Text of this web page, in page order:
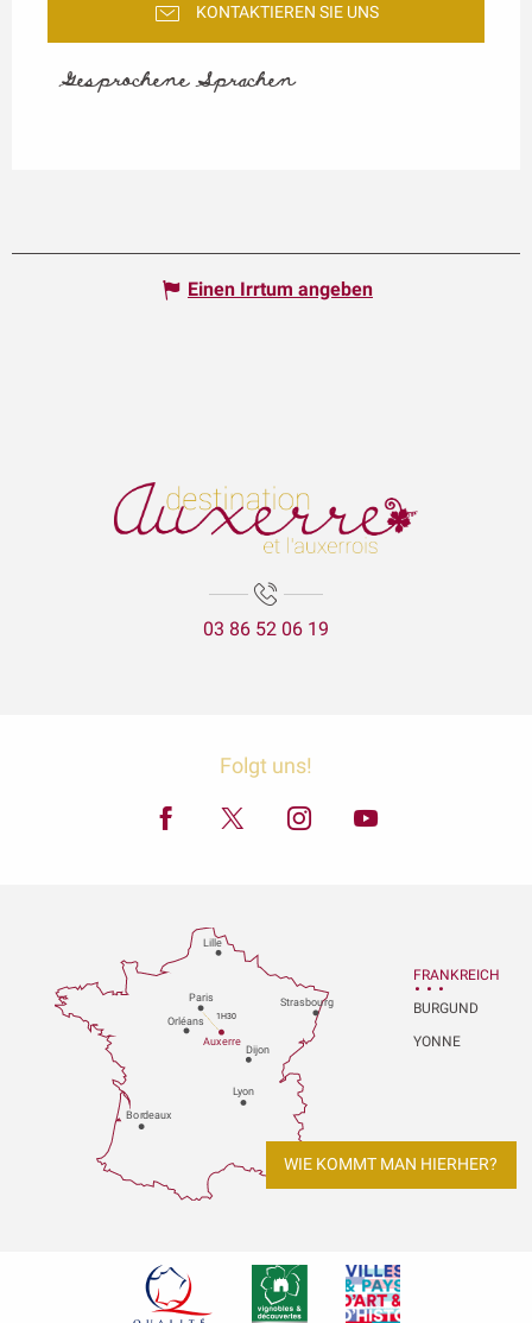
KONTAKTIEREN SIE UNS
Gesprochene Sprachen
Gesprochene Sprachen
Einen Irrtum angeben
03 86 52 06 19
Folgt uns!
Paris
Dijon
Orléans
Bordeaux
Lyon
Auxerre
Strasbourg
Lille
1H30
FRANKREICH
BURGUND
YONNE
WIE KOMMT MAN HIERHER?